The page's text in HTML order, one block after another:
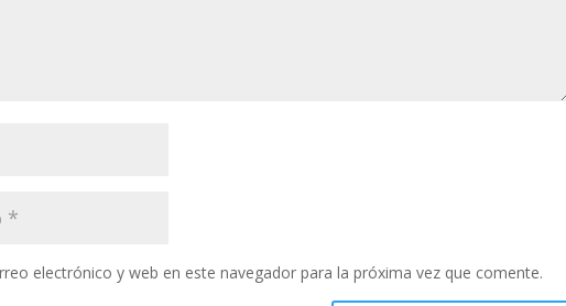
electrónico y web en este navegador para la próxima vez que comente.